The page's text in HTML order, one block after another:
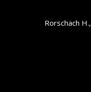
Rorschach